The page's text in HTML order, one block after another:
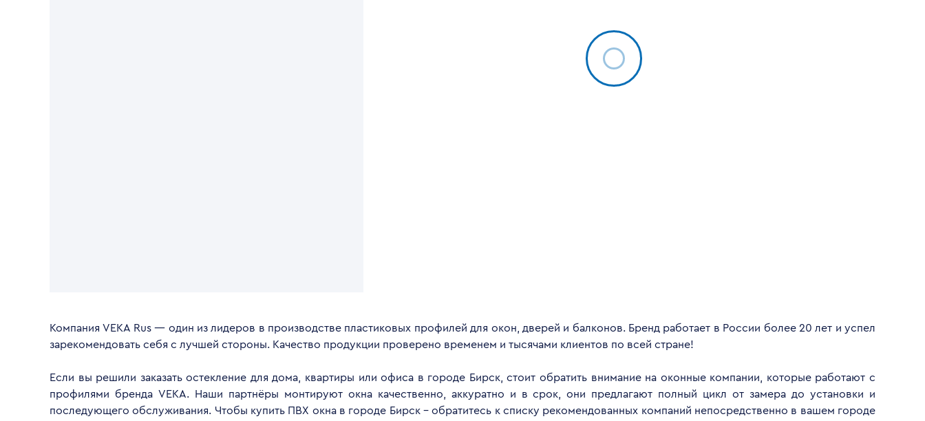
Компания VEKA Rus — один из лидеров в производстве пластиковых профилей для окон, дверей и балконов. Бренд работает в России более 20 лет и успел
зарекомендовать себя с лучшей стороны. Качество продукции проверено временем и тысячами клиентов по всей стране!
Если вы решили заказать остекление для дома, квартиры или офиса в городе Бирск, стоит обратить внимание на оконные компании, которые работают с
профилями бренда VEKA. Наши партнёры монтируют окна качественно, аккуратно и в срок, они предлагают полный цикл от замера до установки и
последующего обслуживания. Чтобы купить ПВХ окна в городе Бирск - обратитесь к списку рекомендованных компаний непосредственно в вашем городе